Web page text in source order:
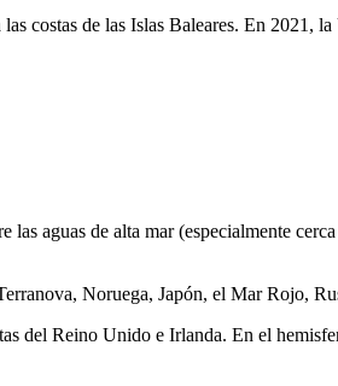
costas de las Islas Baleares. En 2021,
aguas de alta mar (especialmente
Noruega, Japón, el Mar Rojo,
del Reino Unido e Irlanda. En el